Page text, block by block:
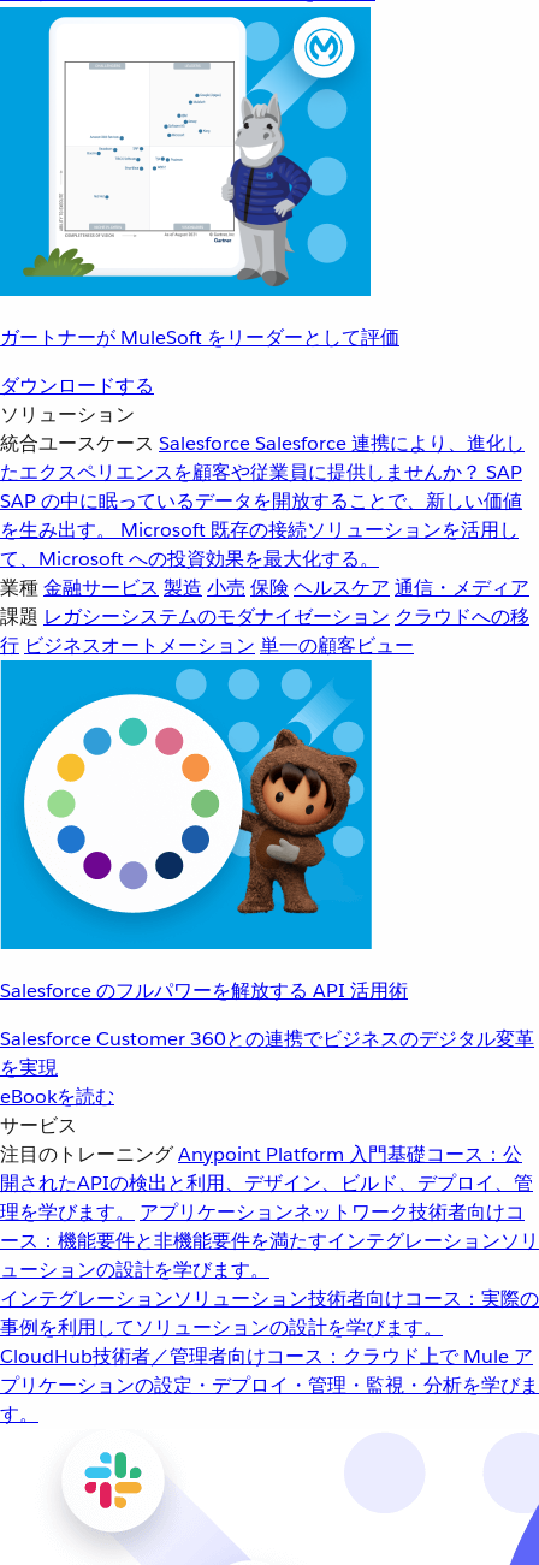
ガートナーが MuleSoft をリーダーとして評価
ダウンロードする
ソリューション
統合ユースケース SalesforceSalesforce 連携により、進化し
たエクスペリエンスを顧客や従業員に提供しませんか？ SAP
SAP の中に眠っているデータを開放することで、新しい価値
を生み出す。
Microsoft 既存の接続ソリューションを活用し
て、Microsoft への投資効果を最大化する。
業種金融サービス 製造 小売 保険 ヘルスケア 通信・メディア
課題 レガシーシステムのモダナイゼーション クラウドへの移
行 ビジネスオートメーション 単一の顧客ビュー
Salesforce のフルパワーを解放する API 活用術
Salesforce Customer 360との連携でビジネスのデジタル変革
を実現
eBookを読む
サービス
注目のトレーニングAnypoint Platform 入門基礎コース：公
開されたAPIの検出と利用、デザイン、ビルド、デプロイ、管
理を学びます。
アプリケーションネットワーク技術者向けコ
ース：機能要件と非機能要件を満たすインテグレーションソリ
ューションの設計を学びます。
インテグレーションソリューション技術者向けコース：実際の
事例を利用してソリューションの設計を学びます。
CloudHub技術者／管理者向けコース：クラウド上で Mule ア
プリケーションの設定・デプロイ・管理・監視・分析を学びま
す。